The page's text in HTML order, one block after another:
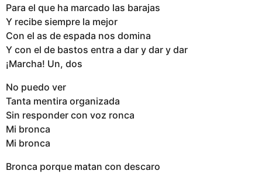
Para el que ha marcado las barajas
Y recibe siempre la mejor
Con el as de espada nos domina
Y con el de bastos entra a dar y dar y dar
¡Marcha! Un, dos
No puedo ver
Tanta mentira organizada
Sin responder con voz ronca
Mi bronca
Mi bronca
Bronca porque matan con descaro